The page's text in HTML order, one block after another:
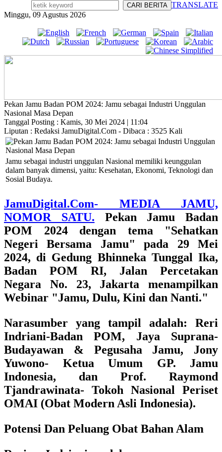
TRANSLATE
Minggu, 09 Agustus 2026
Pekan Jamu Badan POM 2024: Jamu sebagai Industri Unggulan
Nasional Masa Depan
Tanggal Posting : Kamis, 30 Mei 2024 | 11:04
Liputan : Redaksi JamuDigital.Com - Dibaca : 3525 Kali
Jamu sebagai industri unggulan Nasional memiliki keunggulan
dalam banyak dimensi, yaitu: Kesehatan, Ekonomi, Teknologi dan
Sosial Budaya.
JamuDigital.Com- MEDIA JAMU,
NOMOR SATU.
Pekan Jamu Badan
POM 2024dengan tema "Sehatkan
Negeri Bersama Jamu" pada 29 Mei
2024, di Gedung Bhinneka Tunggal Ika,
Badan POM RI, Jalan Percetakan
Negara No. 23, Jakarta menampilkan
Webinar "Jamu, Dulu, Kini dan Nanti."
Narasumber yang tampil adalah: Reri
Indriani-Badan POM, Jaya Suprana-
Budayawan & Pegusaha Jamu, Jony
Yuwono- Ketua Umum GP. Jamu
Indonesia, dan Prof. Raymond
Tjandrawinata- Tokoh Nasional Periset
OMAI (Obat Modern Asli Indonesia).
Potensi Dan Peluang Obat Bahan Alam